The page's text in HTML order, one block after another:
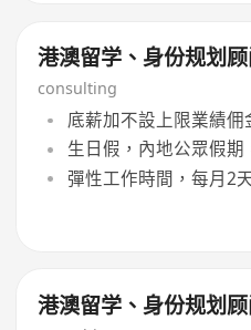
港澳留学、身份规划
consulting
底薪加不設上限業績佣
生日假，內地公眾假期
彈性工作時間，每月2
港澳留学、身份规划